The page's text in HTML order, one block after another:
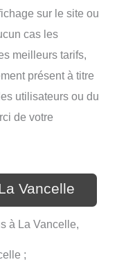
sur le site ou
cas les
meilleurs tarifs,
présent à titre
utilisateurs ou du
de votre
Vancelle
à La Vancelle,
;